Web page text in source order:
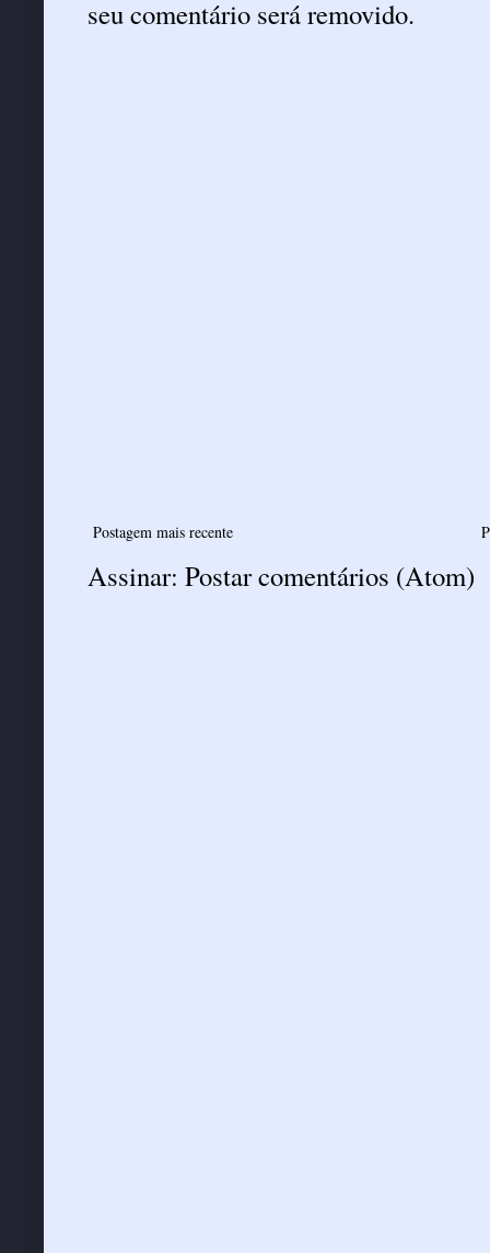
seu comentário será removido.
Postagem mais recente
Assinar: Postar comentários (Atom)